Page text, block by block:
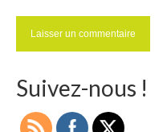
Suivez-nous !